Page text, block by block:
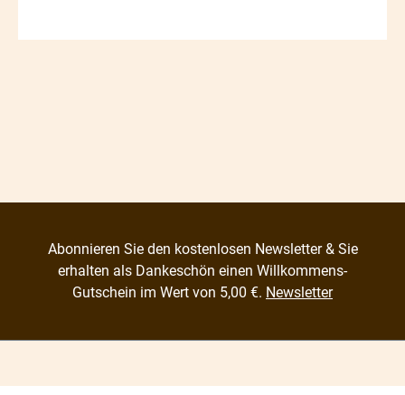
Abonnieren Sie den kostenlosen Newsletter & Sie
erhalten als Dankeschön einen Willkommens-
Gutschein im Wert von 5,00 €. Newsletter